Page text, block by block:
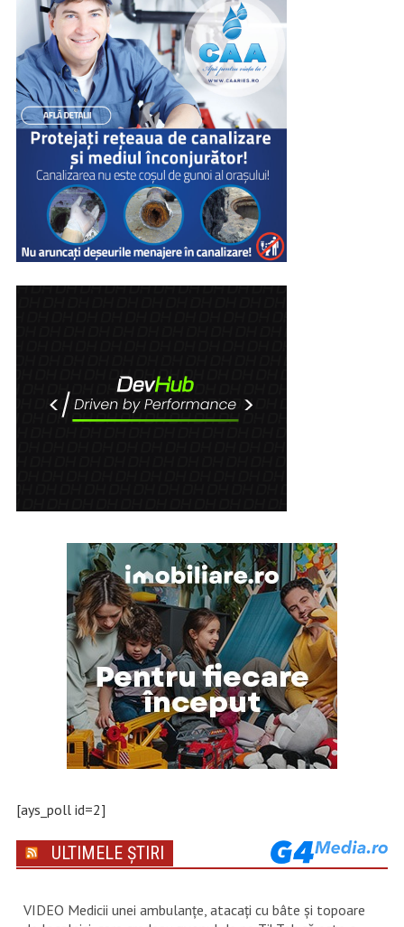
[ays_poll id=2]
ULTIMELE ȘTIRI
VIDEO Medicii unei ambulanțe, atacați cu bâte și topoare